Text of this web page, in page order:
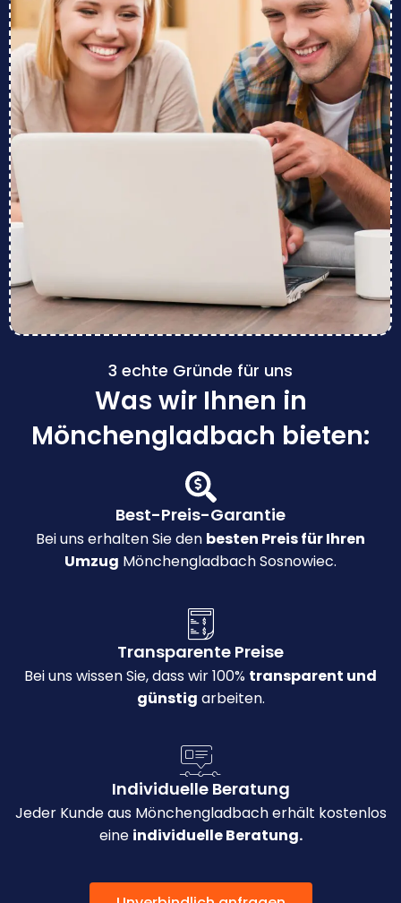
3 echte Gründe für uns
Was wir Ihnen in
Mönchengladbach bieten:
Best-Preis-Garantie
Bei uns erhalten Sie den besten Preis für Ihren
Umzug Mönchengladbach Sosnowiec.
Transparente Preise
Bei uns wissen Sie, dass wir 100% transparent und
günstig arbeiten.
Individuelle Beratung
Jeder Kunde aus Mönchengladbach erhält kostenlos
eine individuelle Beratung.